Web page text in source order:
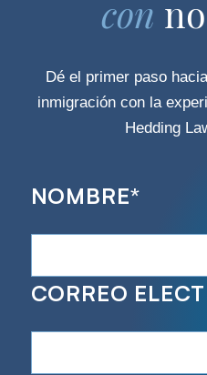
con
Dé el primer paso
inmigración con la
Hedding
NOMBRE*
CORREO